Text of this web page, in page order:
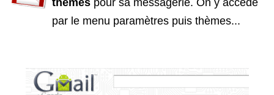
par le menu paramètres puis thèmes...